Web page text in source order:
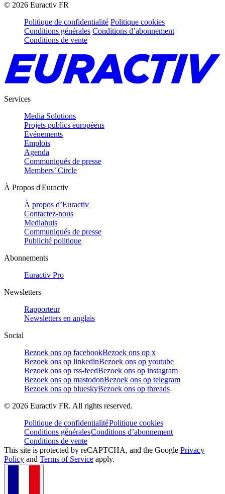
© 2026 Euractiv FR
Politique de confidentialité Politique cookies
Conditions générales Conditions d’abonnement
Conditions de vente
Services
Media Solutions
Projets publics européens
Evénements
Emplois
Agenda
Communiqués de presse
Members’ Circle
À Propos d'Euractiv
À propos d’Euractiv
Contactez-nous
Mediahuis
Communiqués de presse
Publicité politique
Abonnements
Euractiv Pro
Newsletters
Rapporteur
Newsletters en anglais
Social
Bezoek ons op facebookBezoek ons op x
Bezoek ons op linkedinBezoek ons op youtube
Bezoek ons op rss-feedBezoek ons op instagram
Bezoek ons op mastodonBezoek ons op telegram
Bezoek ons op blueskyBezoek ons op threads
© 2026 Euractiv FR. All rights reserved.
Politique de confidentialitéPolitique cookies
Conditions généralesConditions d’abonnement
Conditions de vente
This site is protected by reCAPTCHA, and the Google Privacy
Policy and Terms of Service apply.